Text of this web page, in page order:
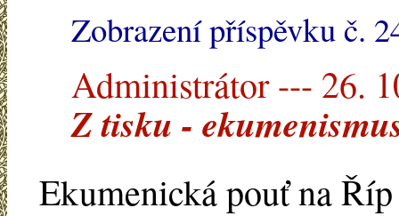
Zobrazení příspěvku č.
Administrátor --- 26.
Z tisku -
Ekumenická pouť na Říp